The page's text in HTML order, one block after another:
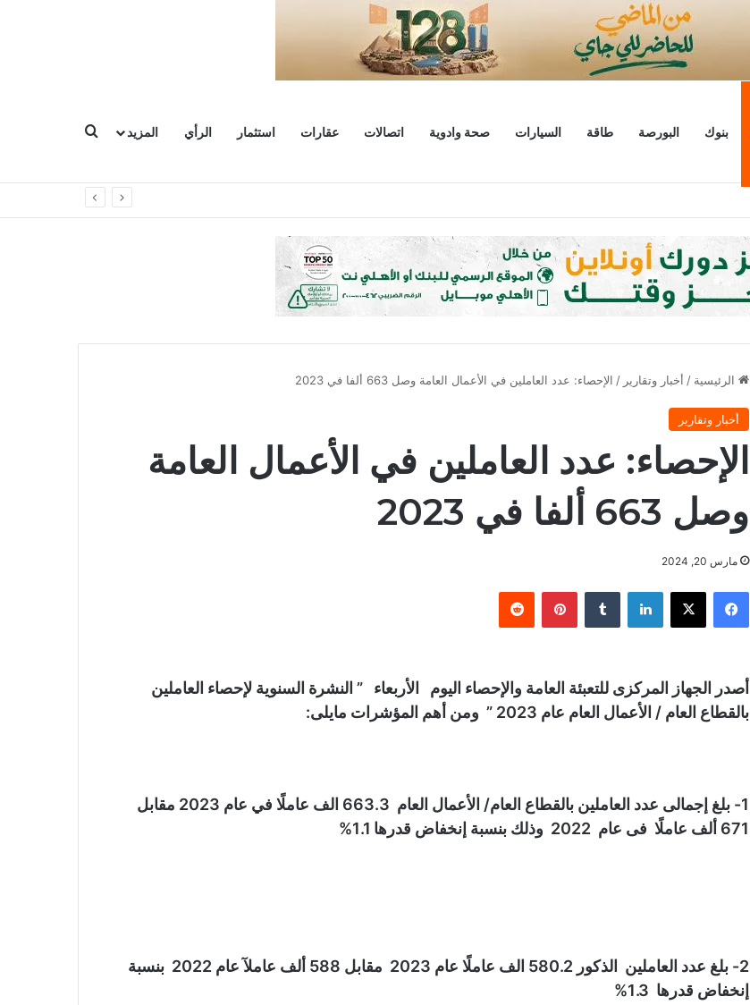
بنوك البورصة طاقة السيارات صحة وادوية اتصالات عقارات استثمار الرأي المزيد
الرئيسية / أخبار وتقارير / الإحصاء: عدد العاملين في الأعمال العامة وصل 663 ألفا في 2023
أخبار وتقارير
الإحصاء: عدد العاملين في الأعمال العامة
وصل 663 ألفا في 2023
مارس 20, 2024
فيسبوك لينكدإن بينتيريست
أصدر الجهاز المركزى للتعبئة العامة والإحصاء اليوم الأربعاء ” النشرة السنوية لإحصاء العاملين
بالقطاع العام / الأعمال العام عام 2023 ” ومن أهم المؤشرات مايلى:
1- بلغ إجمالى عدد العاملين بالقطاع العام/ الأعمال العام 663.3 الف عاملًا في عام 2023 مقابل
671 ألف عاملًا فى عام 2022 وذلك بنسبة إنخفاض قدرها 1.1%
2- بلغ عدد العاملين الذكور 580.2 الف عاملًا عام 2023 مقابل 588 ألف عاملآ عام 2022 بنسبة
إنخفاض قدرها 1.3%